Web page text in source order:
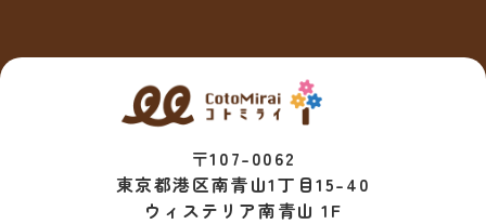
〒107-0062
東京都港区南青山1丁目15-40
ウィステリア南青山 1F